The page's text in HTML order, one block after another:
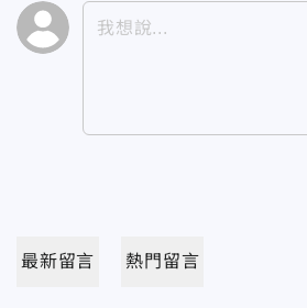
最新留言 熱門留言